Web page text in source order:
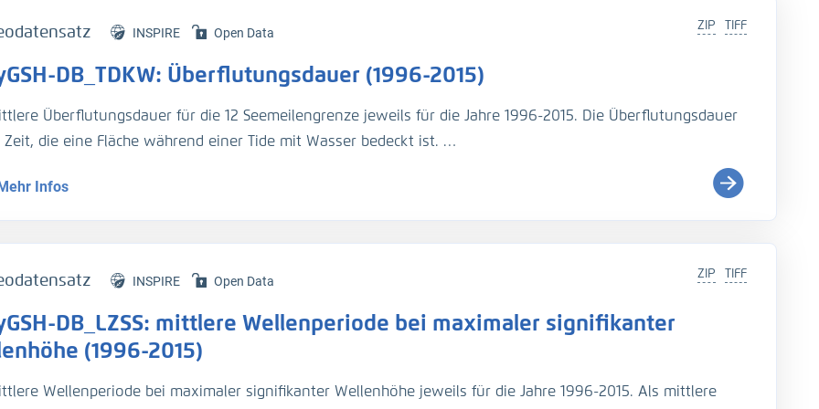
TIFF
ZIP
INSPIRE Open Data
DB_TDKW: Überflutungsdauer (1996-2015)
Überflutungsdauer für die 12 Seemeilengrenze jeweils für die Jahre 1996-2015. Die Überflutungsdauer
Zeit, die eine Fläche während einer Tide mit Wasser bedeckt ist.
Beschreibung der Analysemodi befindet sich im BAWiki (
http://wiki.baw.de/de/index.php/Tidekennwer
).
R., et.al., (2019), Validierungsdokument - EasyGSH-DB - Teil: UnTRIM-SediMorph-Unk, doi:
J., et.al., (2020), Flächenhafte Analysen numerischer Simulationen aus EasyGSH-DB, doi:
R., Plüß, A., Ihde, R., Freund, J., Dreier, N., Nehlsen, E., Schrage, N., Fröhle, P., Kösters, F. (2021): An
Infos
TIFF
ZIP
INSPIRE Open Data
DB_LZSS: mittlere Wellenperiode bei maximaler signifikanter
(1996-2015)
Wellenperiode bei maximaler signifikanter Wellenhöhe jeweils für die Jahre 1996-2015. Als mittlere